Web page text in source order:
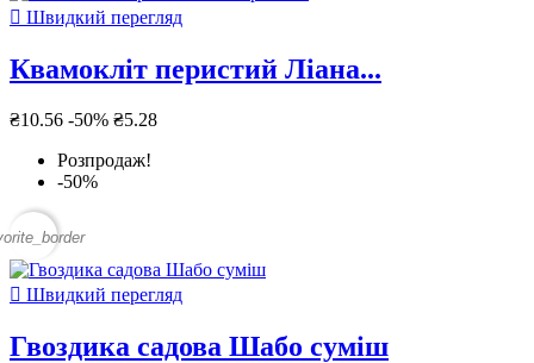
 Швидкий перегляд
Квамокліт перистий Ліана...
₴10.56 -50% ₴5.28
Розпродаж!
-50%
 Швидкий перегляд
Гвоздика садова Шабо суміш